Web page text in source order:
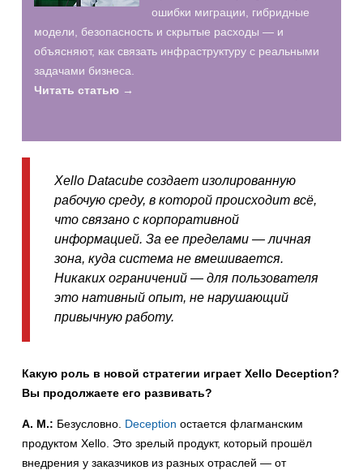
ошибки миграции, гибридные
модели, безопасность и скрытые расходы — и
объясняют, как связать инфраструктуру с реальными
задачами бизнеса.
Читать статью →
Xello Datacube создает изолированную
рабочую среду, в которой происходит всё,
что связано с корпоративной
информацией. За ее пределами — личная
зона, куда система не вмешивается.
Никаких ограничений — для пользователя
это нативный опыт, не нарушающий
привычную работу.
Какую роль в новой стратегии играет Xello Deception?
Вы продолжаете его развивать?
А. М.: Безусловно. Deception остается флагманским
продуктом Xello. Это зрелый продукт, который прошёл
внедрения у заказчиков из разных отраслей — от